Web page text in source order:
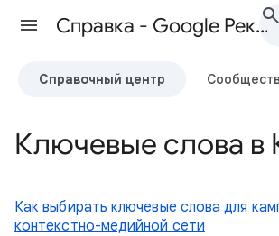
Cправка - Google Реклама
Справочный центр
Ключевые слова
Как выбирать ключевые слова для
контекстно-медийной сети